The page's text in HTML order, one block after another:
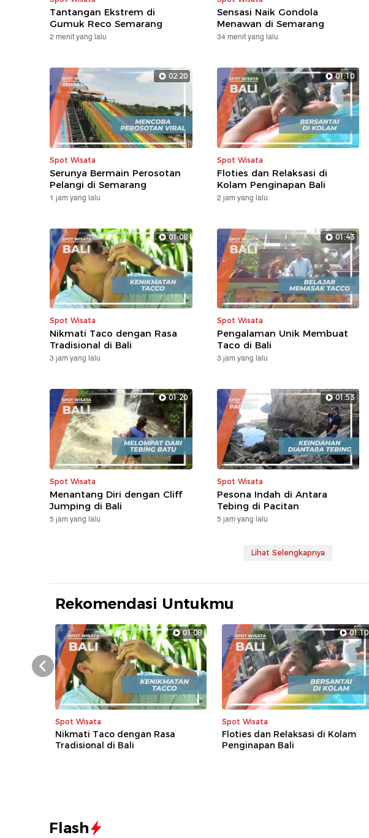
Tantangan Ekstrem di
Gumuk Reco Semarang
2 menit yang lalu
Sensasi Naik Gondola
Menawan di Semarang
34 menit yang lalu
02:20
Spot Wisata
Serunya Bermain Perosotan
Pelangi di Semarang
1 jam yang lalu
01:10
Spot Wisata
Floties dan Relaksasi di
Kolam Penginapan Bali
2 jam yang lalu
01:08
Spot Wisata
Nikmati Taco dengan Rasa
Tradisional di Bali
3 jam yang lalu
01:43
Spot Wisata
Pengalaman Unik Membuat
Taco di Bali
3 jam yang lalu
01:20
Spot Wisata
Menantang Diri dengan Cliff
Jumping di Bali
5 jam yang lalu
01:53
Spot Wisata
Pesona Indah di Antara
Tebing di Pacitan
5 jam yang lalu
Lihat Selengkapnya
Rekomendasi Untukmu
01:08
Spot Wisata
Nikmati Taco dengan Rasa
Tradisional di Bali
01:10
Spot Wisata
Floties dan Relaksasi di Kolam
Penginapan Bali
Prev
Flash